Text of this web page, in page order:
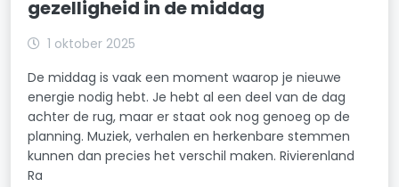
gezelligheid in de middag
1 oktober 2025
De middag is vaak een moment waarop je nieuwe
energie nodig hebt. Je hebt al een deel van de dag
achter de rug, maar er staat ook nog genoeg op de
planning. Muziek, verhalen en herkenbare stemmen
kunnen dan precies het verschil maken. Rivierenland
Ra